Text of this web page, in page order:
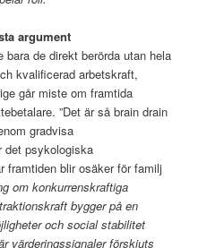
argument
de direkt berörda utan hela
kvalificerad arbetskraft,
går miste om framtida
”Det är så brain drain
gradvisa
det psykologiska
framtiden blir osäker för familj
om konkurrenskraftiga
bygger på en
och social stabilitet
värderingssignaler förskjuts